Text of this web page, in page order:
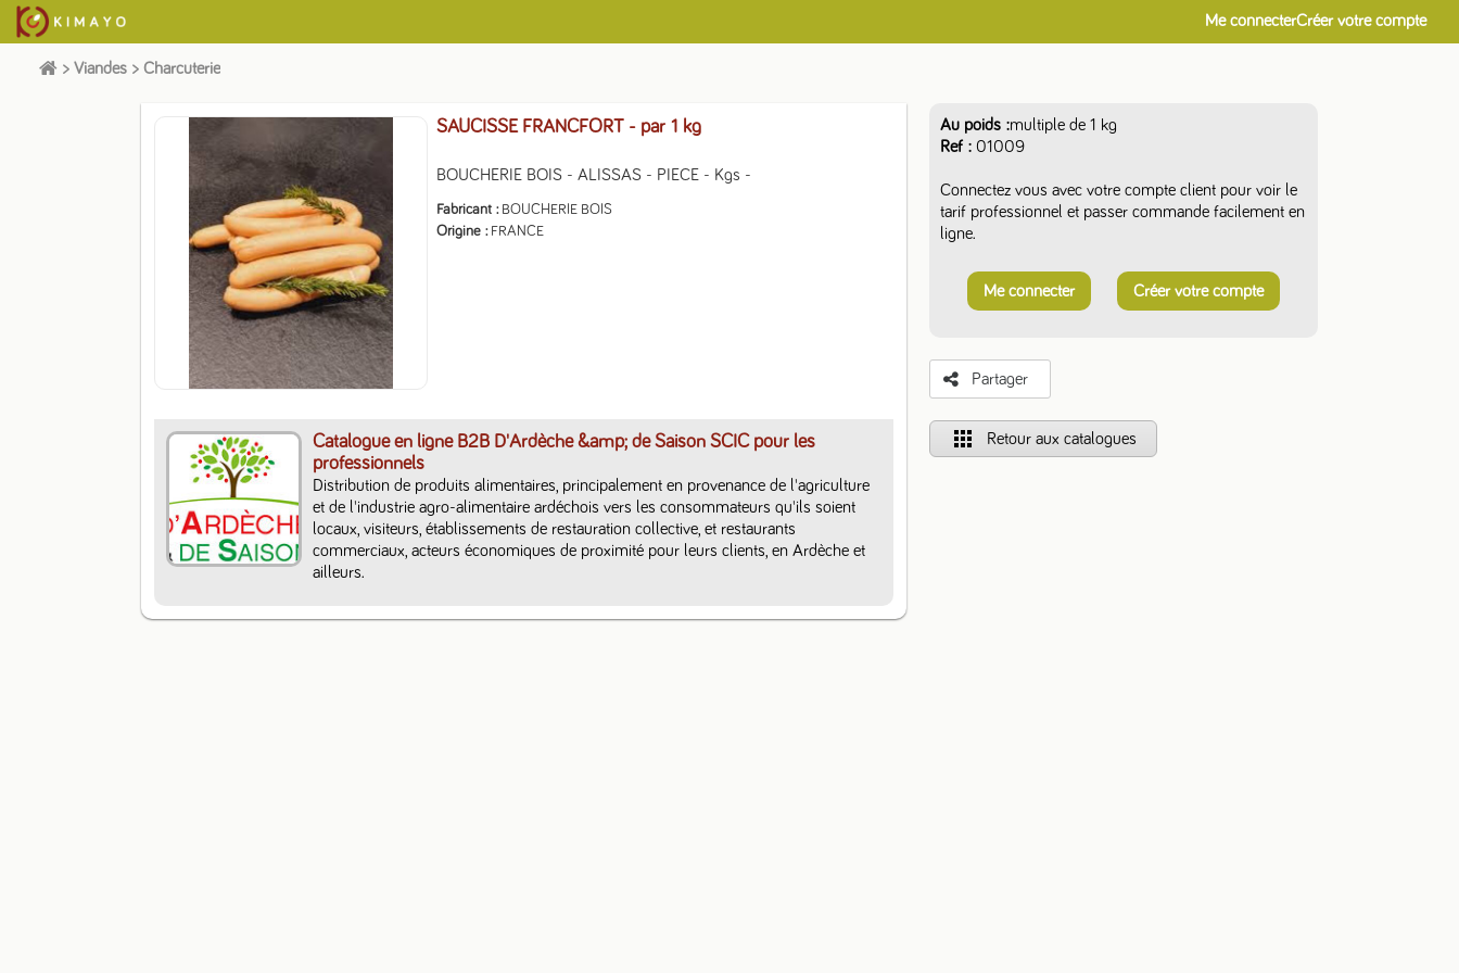
Me connecterCréer votre compte
> Viandes > Charcuterie
SAUCISSE FRANCFORT - par 1 kg
BOUCHERIE BOIS - ALISSAS - PIECE - Kgs -
Fabricant
BOUCHERIE BOIS
Origine
FRANCE
Catalogue en ligne B2B D'Ardèche &amp; de Saison SCIC pour les
professionnels
Distribution de produits alimentaires, principalement en provenance de l'agriculture
et de l'industrie agro-alimentaire ardéchois vers les consommateurs qu'ils soient
locaux, visiteurs, établissements de restauration collective, et restaurants
commerciaux, acteurs économiques de proximité pour leurs clients, en Ardèche et
ailleurs.
Au poids multiple de 1 kg
Ref
01009
Connectez vous avec votre compte client pour voir le
tarif professionnel et passer commande facilement en
ligne.
Me connecter Créer votre compte
Partager
apps Retour aux catalogues